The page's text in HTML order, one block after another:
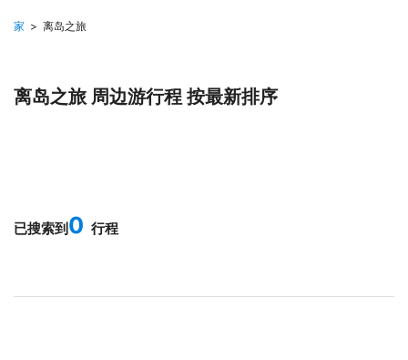
家 离岛之旅
离岛之旅 周边游行程 按最新排序
已搜索到0 行程